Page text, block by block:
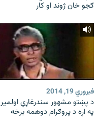
ګجو خان ژوند او کار
فبروري 19, 2014
د پښتو مشهور سندرغاړي اولمیر
په اړه د پروګرام دوهمه برخه